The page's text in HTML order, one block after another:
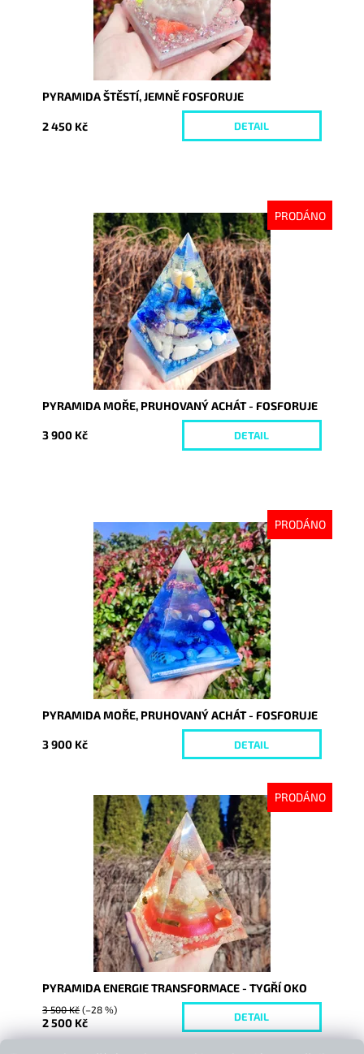
PYRAMIDA ŠTĚSTÍ, JEMNĚ FOSFORUJE
2 450 Kč DETAIL
PRODÁNO
Dostupnost:
Vyprodáno
9258
PYRAMIDA MOŘE, PRUHOVANÝ ACHÁT - FOSFORUJE
3 900 Kč DETAIL
PRODÁNO
Dostupnost:
Vyprodáno
9286
PYRAMIDA MOŘE, PRUHOVANÝ ACHÁT - FOSFORUJE
3 900 Kč DETAIL
PRODÁNO
Dostupnost:
Vyprodáno
9337
PYRAMIDA ENERGIE TRANSFORMACE - TYGŘÍ OKO
3 500 Kč(–28 %)
2 500 Kč DETAIL